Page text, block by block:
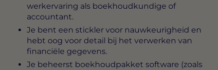
werkervaring als boekhoudkundige of
accountant.
Je bent een stickler voor nauwkeurigheid en
hebt oog voor detail bij het verwerken van
financiële gegevens.
Je beheerst boekhoudpakket software (zoals